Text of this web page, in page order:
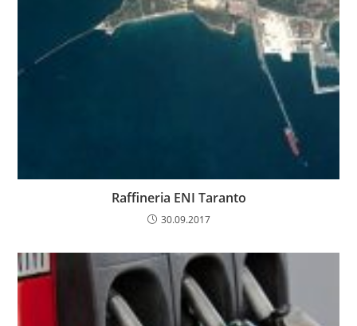
Raffineria ENI Taranto
30.09.2017